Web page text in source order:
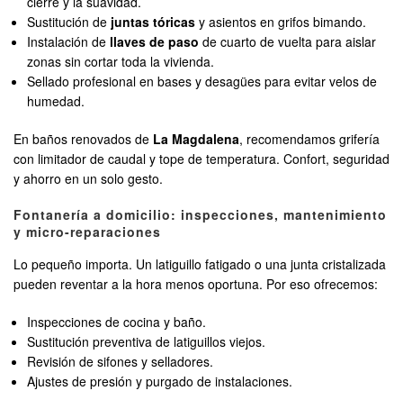
Sustitución de juntas tóricas y asientos en grifos bimando.
Instalación de llaves de paso de cuarto de vuelta para aislar
zonas sin cortar toda la vivienda.
Sellado profesional en bases y desagües para evitar velos de
humedad.
En baños renovados de La Magdalena, recomendamos grifería
con limitador de caudal y tope de temperatura. Confort, seguridad
y ahorro en un solo gesto.
Fontanería a domicilio: inspecciones, mantenimiento
y micro-reparaciones
Lo pequeño importa. Un latiguillo fatigado o una junta cristalizada
pueden reventar a la hora menos oportuna. Por eso ofrecemos:
Inspecciones de cocina y baño.
Sustitución preventiva de latiguillos viejos.
Revisión de sifones y selladores.
Ajustes de presión y purgado de instalaciones.